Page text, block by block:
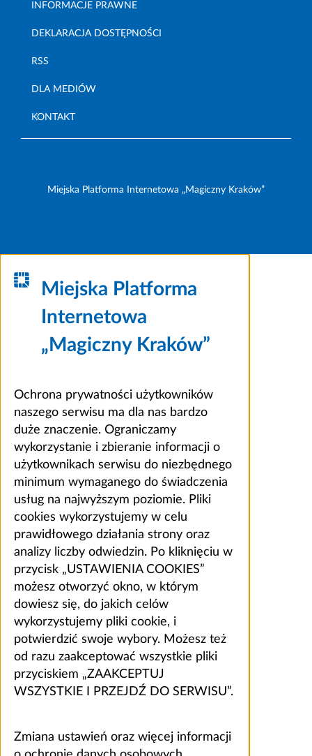
INFORMACJE PRAWNE
DEKLARACJA DOSTĘPNOŚCI
RSS
DLA MEDIÓW
KONTAKT
Miejska Platforma Internetowa „Magiczny Kraków”
Miejska Platforma
Internetowa
„Magiczny Kraków”
Ochrona prywatności użytkowników
naszego serwisu ma dla nas bardzo
duże znaczenie. Ograniczamy
wykorzystanie i zbieranie informacji o
użytkownikach serwisu do niezbędnego
minimum wymaganego do świadczenia
usług na najwyższym poziomie. Pliki
cookies wykorzystujemy w celu
prawidłowego działania strony oraz
analizy liczby odwiedzin. Po kliknięciu w
przycisk „USTAWIENIA COOKIES”
możesz otworzyć okno, w którym
dowiesz się, do jakich celów
wykorzystujemy pliki cookie, i
potwierdzić swoje wybory. Możesz też
od razu zaakceptować wszystkie pliki
przyciskiem „ZAAKCEPTUJ
WSZYSTKIE I PRZEJDŹ DO SERWISU”.
Zmiana ustawień oraz więcej informacji